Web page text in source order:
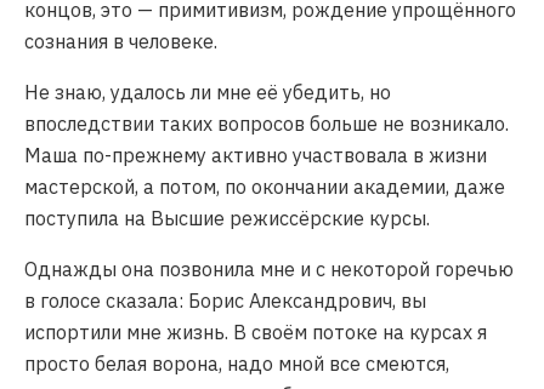
концов, это — примитивизм, рождение упрощённого
сознания в человеке.
Не знаю, удалось ли мне её убедить, но
впоследствии таких вопросов больше не возникало.
Маша по-прежнему активно участвовала в жизни
мастерской, а потом, по окончании академии, даже
поступила на Высшие режиссёрские курсы.
Однажды она позвонила мне и с некоторой горечью
в голосе сказала: Борис Александрович, вы
испортили мне жизнь. В своём потоке на курсах я
просто белая ворона, надо мной все смеются,